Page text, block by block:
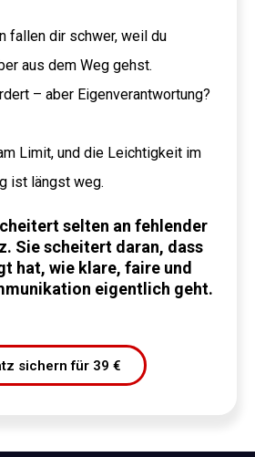
fallen dir schwer, weil du
aus dem Weg gehst.
– aber Eigenverantwortung?
Limit, und die Leichtigkeit im
ist längst weg.
selten an fehlender
Sie scheitert daran, dass
hat, wie klare, faire und
eigentlich geht.
sichern für 39 €